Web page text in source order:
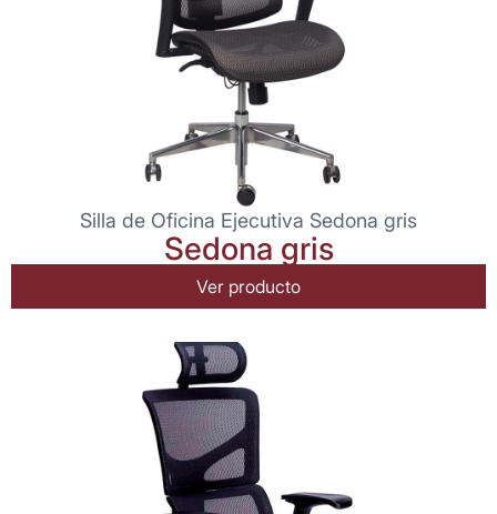
Silla de Oficina Ejecutiva Sedona gris
Sedona gris
Ver producto